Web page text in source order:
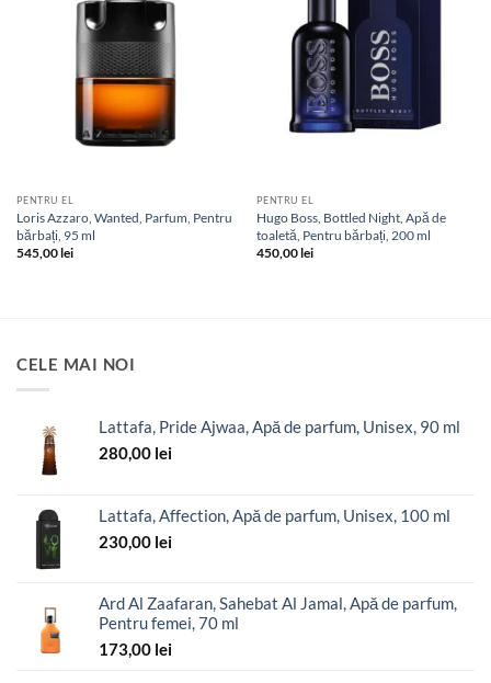
PENTRU EL
Loris Azzaro, Wanted, Parfum, Pentru
bărbați, 95 ml
545,00lei
PENTRU EL
Hugo Boss, Bottled Night, Apă de
toaletă, Pentru bărbați, 200 ml
450,00lei
CELE MAI NOI
Lattafa, Pride Ajwaa, Apă de parfum, Unisex, 90 ml
280,00 lei
Lattafa, Affection, Apă de parfum, Unisex, 100 ml
230,00 lei
Ard Al Zaafaran, Sahebat Al Jamal, Apă de parfum,
Pentru femei, 70 ml
173,00 lei